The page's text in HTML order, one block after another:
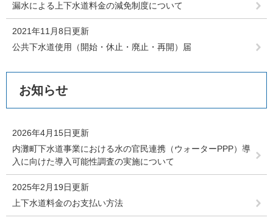
漏水による上下水道料金の減免制度について
2021年11月8日更新
公共下水道使用（開始・休止・廃止・再開）届
お知らせ
2026年4月15日更新
内灘町下水道事業における水の官民連携（ウォーターPPP）導
入に向けた導入可能性調査の実施について
2025年2月19日更新
上下水道料金のお支払い方法